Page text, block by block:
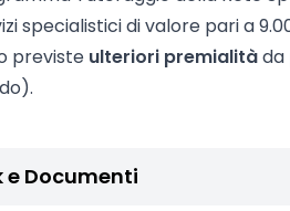
specialistici di valore pari a
previste ulteriori premialitàda
e Documenti